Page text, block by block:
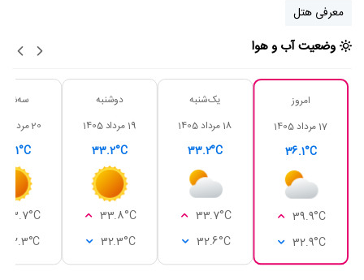
معرفی هتل
وضعیت آب و هوا
امروز
17 مرداد 1405
36.1°C
39.9°C
32.9°C
یک‌شنبه
18 مرداد 1405
33.2°C
33.7°C
32.6°C
دوشنبه
19 مرداد 1405
33.2°C
33.8°C
32.3°C
20 مرداد 1405
33.7°C
32.3°C